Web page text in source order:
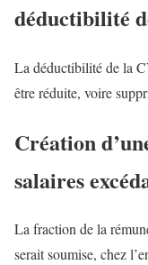
déductibilité
La déductibilité de la
être réduite, voire
Création
salaires
La fraction de la
serait soumise, chez